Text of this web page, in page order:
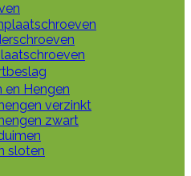
en Hengen
verzinkt
zwart
sloten